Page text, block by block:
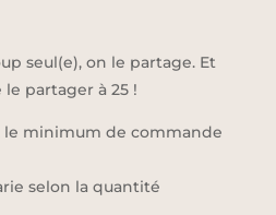
seul(e), on le partage. Et
partager à 25 !
le minimum de commande
selon la quantité